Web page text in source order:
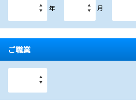
年 月
ご職業